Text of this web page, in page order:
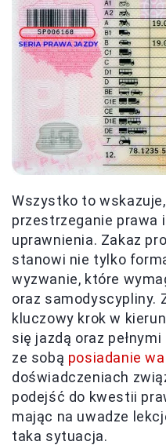
Wszystko to
przestrzeganie prawa
uprawnienia. Zakaz
stanowi nie tylko
wyzwanie, które
oraz samodyscypliny.
kluczowy krok w
się jazdą oraz
ze sobą posiadanie
doświadczeniach
podejść do kwestii
mając na uwadze
taka sytuacja.